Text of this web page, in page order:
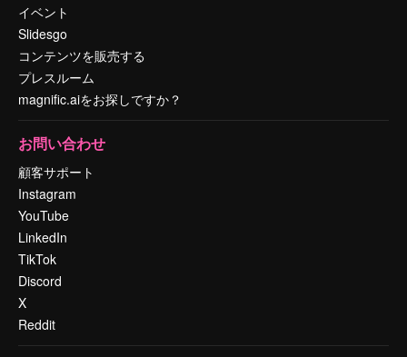
イベント
Slidesgo
コンテンツを販売する
プレスルーム
magnific.aiをお探しですか？
お問い合わせ
顧客サポート
Instagram
YouTube
LinkedIn
TikTok
Discord
X
Reddit